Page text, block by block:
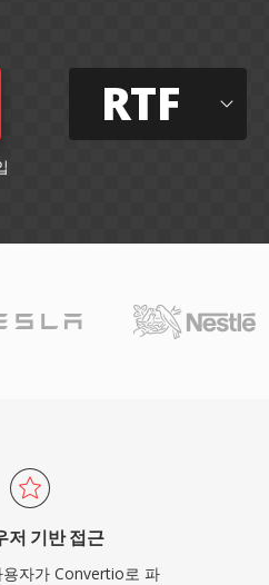
RTF
저 기반 접근
자가 Convertio로 파